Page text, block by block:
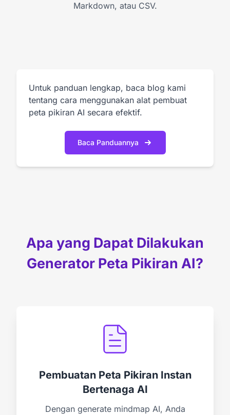
Markdown, atau CSV.
Untuk panduan lengkap, baca blog kami
tentang cara menggunakan alat pembuat
peta pikiran AI secara efektif.
Baca Panduannya
Apa yang Dapat Dilakukan
Generator Peta Pikiran AI?
Pembuatan Peta Pikiran Instan
Bertenaga AI
Dengan generate mindmap AI, Anda